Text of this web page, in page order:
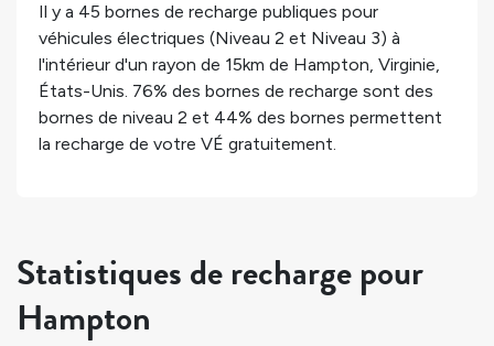
Il y a 45 bornes de recharge publiques pour
véhicules électriques (Niveau 2 et Niveau 3) à
l'intérieur d'un rayon de 15km de Hampton, Virginie,
États-Unis. 76% des bornes de recharge sont des
bornes de niveau 2 et 44% des bornes permettent
la recharge de votre VÉ gratuitement.
Statistiques de recharge pour
Hampton